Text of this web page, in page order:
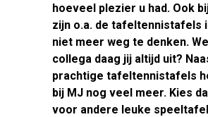
hoeveel plezier u had. Ook
zijn o.a. de tafeltennistafels
niet meer weg te denken.
collega daag jij altijd uit?
prachtige tafeltennistafels
bij MJ nog veel meer. Kies
voor andere leuke